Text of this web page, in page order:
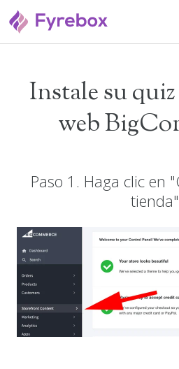
Instale su
web
Paso 1. Haga clic en